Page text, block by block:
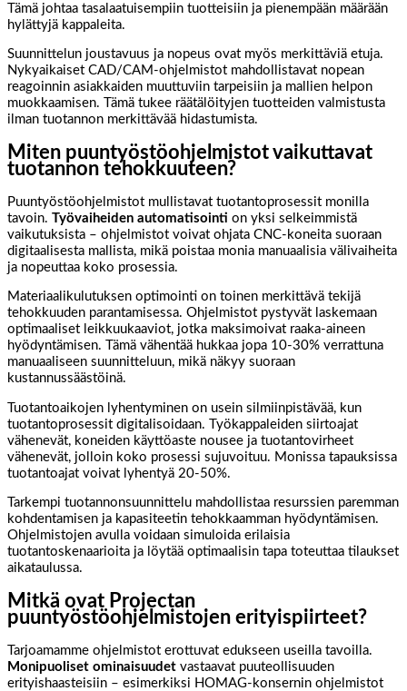
Tämä johtaa tasalaatuisempiin tuotteisiin ja pienempään määrään
hylättyjä kappaleita.
Suunnittelun joustavuus ja nopeus ovat myös merkittäviä etuja.
Nykyaikaiset CAD/CAM-ohjelmistot mahdollistavat nopean
reagoinnin asiakkaiden muuttuviin tarpeisiin ja mallien helpon
muokkaamisen. Tämä tukee räätälöityjen tuotteiden valmistusta
ilman tuotannon merkittävää hidastumista.
Miten puuntyöstöohjelmistot vaikuttavat
tuotannon tehokkuuteen?
Puuntyöstöohjelmistot mullistavat tuotantoprosessit monilla
tavoin. Työvaiheiden automatisointi on yksi selkeimmistä
vaikutuksista – ohjelmistot voivat ohjata CNC-koneita suoraan
digitaalisesta mallista, mikä poistaa monia manuaalisia välivaiheita
ja nopeuttaa koko prosessia.
Materiaalikulutuksen optimointi on toinen merkittävä tekijä
tehokkuuden parantamisessa. Ohjelmistot pystyvät laskemaan
optimaaliset leikkuukaaviot, jotka maksimoivat raaka-aineen
hyödyntämisen. Tämä vähentää hukkaa jopa 10-30% verrattuna
manuaaliseen suunnitteluun, mikä näkyy suoraan
kustannussäästöinä.
Tuotantoaikojen lyhentyminen on usein silmiinpistävää, kun
tuotantoprosessit digitalisoidaan. Työkappaleiden siirtoajat
vähenevät, koneiden käyttöaste nousee ja tuotantovirheet
vähenevät, jolloin koko prosessi sujuvoituu. Monissa tapauksissa
tuotantoajat voivat lyhentyä 20-50%.
Tarkempi tuotannonsuunnittelu mahdollistaa resurssien paremman
kohdentamisen ja kapasiteetin tehokkaamman hyödyntämisen.
Ohjelmistojen avulla voidaan simuloida erilaisia
tuotantoskenaarioita ja löytää optimaalisin tapa toteuttaa tilaukset
aikataulussa.
Mitkä ovat Projectan
puuntyöstöohjelmistojen erityispiirteet?
Tarjoamamme ohjelmistot erottuvat edukseen useilla tavoilla.
Monipuoliset ominaisuudet vastaavat puuteollisuuden
erityishaasteisiin – esimerkiksi HOMAG-konsernin ohjelmistot